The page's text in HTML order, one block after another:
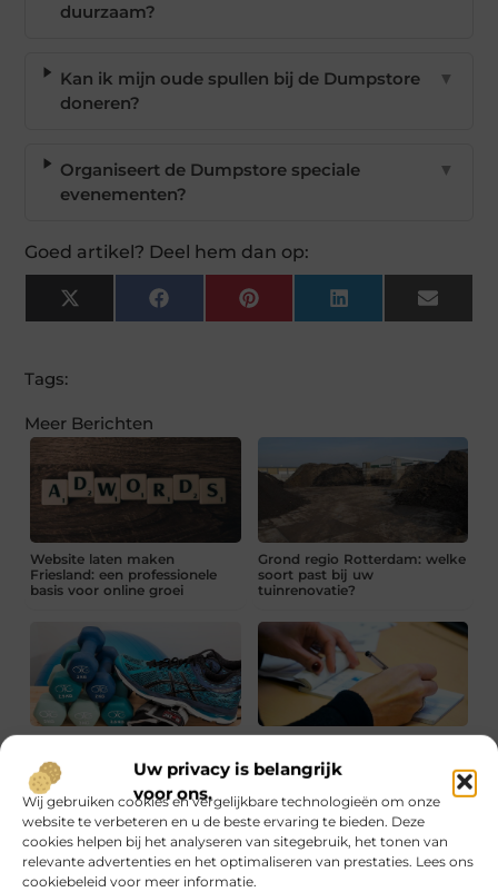
Uw privacy is belangrijk
voor ons.
Wij gebruiken cookies en vergelijkbare technologieën om onze
website te verbeteren en u de beste ervaring te bieden. Deze
cookies helpen bij het analyseren van sitegebruik, het tonen van
relevante advertenties en het optimaliseren van prestaties. Lees ons
cookiebeleid voor meer informatie.
duurzaam?
Kan ik mijn oude spullen bij de Dumpstore
doneren?
▼
Organiseert de Dumpstore speciale
evenementen?
▼
Goed artikel? Deel hem dan op:
X
(Twitter)
FacebookPinterest LinkedIn Email
Tags:
Meer Berichten
Website laten maken
Friesland: een professionele
basis voor online groei
Grond regio Rotterdam: welke
soort past bij uw
tuinrenovatie?
begeleiding bij pijn en
beweging